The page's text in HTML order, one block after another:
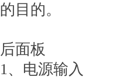
的目的。
后面板
1、电源输入